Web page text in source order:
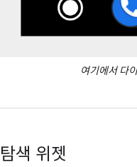
여기에서 다
탐색 위젯